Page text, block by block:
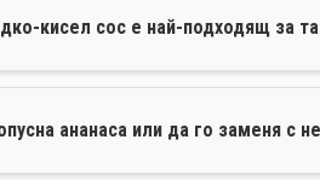
кисел сос е най-подходящ за
ананаса или да го заменя с